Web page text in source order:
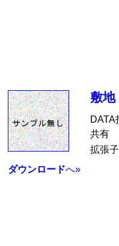
ダウンロードへ»
敷地
DATA
共有
拡張子